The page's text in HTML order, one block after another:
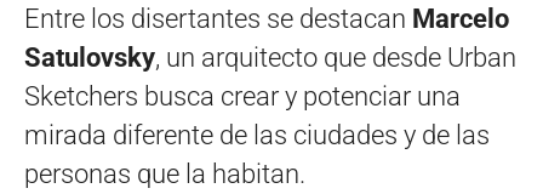
Entre los disertantes se destacan Marcelo
Satulovsky, un arquitecto que desde Urban
Sketchers busca crear y potenciar una
mirada diferente de las ciudades y de las
personas que la habitan.